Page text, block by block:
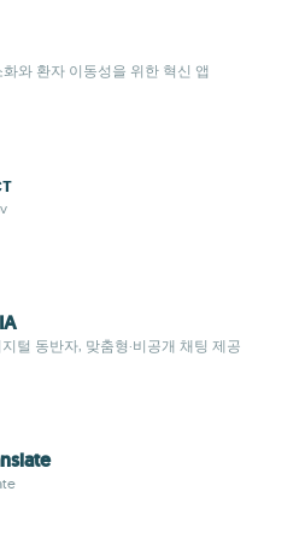
와 환자 이동성을 위한 혁신 앱
털 동반자, 맞춤형·비공개 채팅 제공